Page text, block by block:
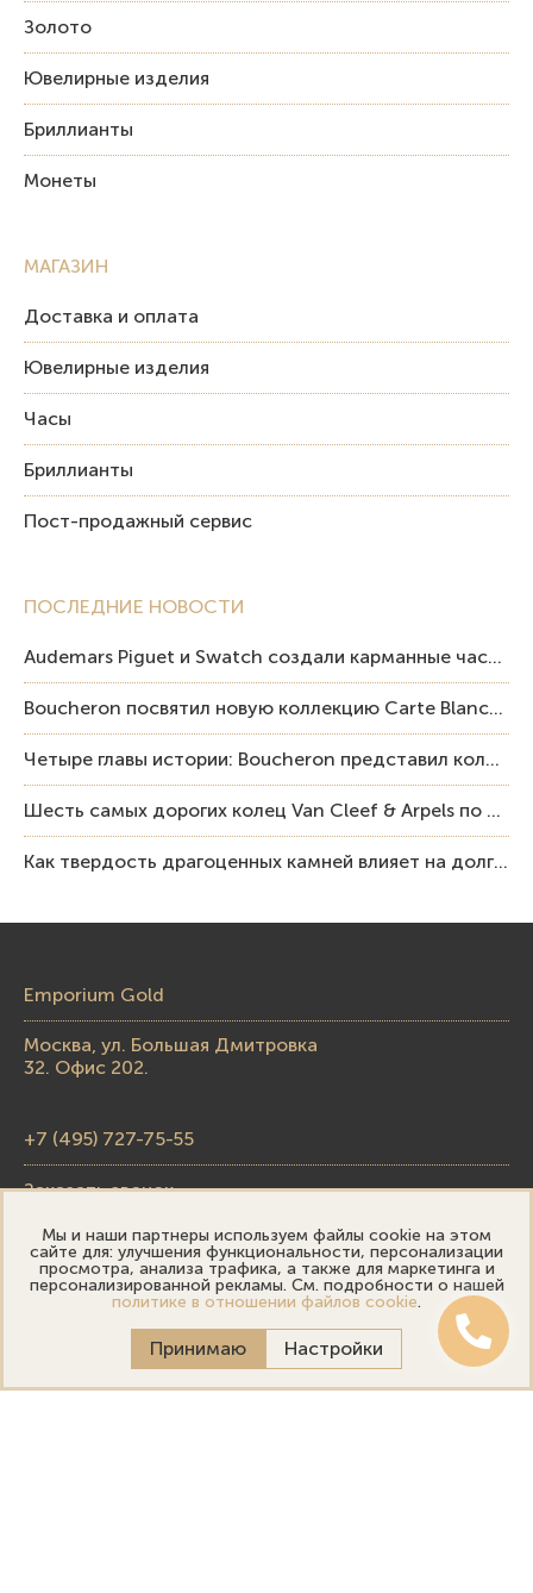
Золото
Ювелирные изделия
Бриллианты
Монеты
ПОСЛЕДНИЕ НОВОСТИ
Audemars Piguet и Swatch создали карманные часы в эстетике Royal Oak и Pop Art
Boucheron посвятил новую коллекцию Carte Blanche Human Being человеку и силе мастерства
Четыре главы истории: Boucheron представил коллекцию «Nom: Boucheron, Prénom: Frédéric»
Шесть самых дорогих колец Van Cleef & Arpels по итогам аукционов Sotheby’s
Как твердость драгоценных камней влияет на долговечность ювелирных изделий
МАГАЗИН
Доставка и оплата
Ювелирные изделия
Часы
Бриллианты
Пост-продажный сервис
Emporium Gold
Москва, ул. Большая Дмитровка
32. Офис 202.
+7 (495) 727-75-55
Заказать звонок
skupka@emporiumgold.com
sale@emporiumgold.com
Режим работы:
Пн-Пт: 10:00–20:00
Мы и наши партнеры используем файлы cookie на этом
сайте для: улучшения функциональности, персонализации
просмотра, анализа трафика, а также для маркетинга и
персонализированной рекламы. См. подробности о нашей
политике в отношении файлов cookie.
Принимаю Настройки